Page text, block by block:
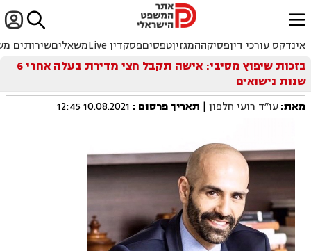

ﱐ
אינדקס עורכי דיןפסיקההמגזיןטפסיםפסקדין Live משאליםשירותים
בזכות שיפוץ מסיבי: אישה תקבל חצי מדירת בעלה אחרי 6
שנות נישואים
מאת:עו״ד רועי חלפון | תאריך פרסום :
10.08.2021 12:45